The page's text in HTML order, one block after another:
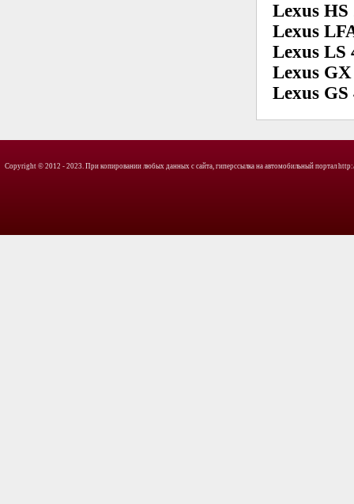
Lexus HS
Lexus
Lexus LS
Lexus
Lexus GS
Copyright © 2012 - 2023. При копировании любых данных с сайта, гиперссылка на автомобильный портал